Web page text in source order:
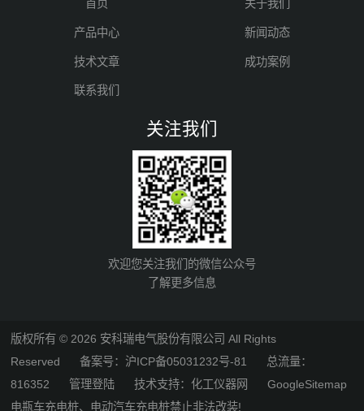
首页 关于我们
产品中心 新闻动态
技术文章 成功案例
联系我们
关注我们
欢迎您关注我们的微信公众号
了解更多信息
版权所有 © 2026 安科瑞电气股份有限公司 All Rights
Reserved备案号：沪ICP备05031232号-81
总流量：
816352 管理登陆 技术支持：化工仪器网
GoogleSitemap
电瓶车充电桩、电动汽车充电桩禁止非法改装!